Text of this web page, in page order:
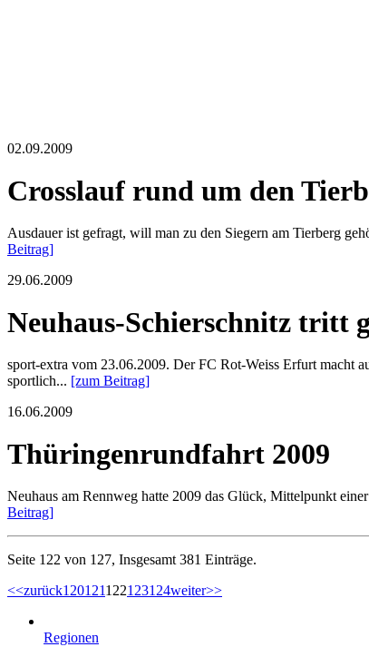
02.09.2009
Crosslauf rund um den
Ausdauer ist gefragt, will man zu den Siegern am Tierberg
Beitrag]
29.06.2009
Neuhaus-Schierschnitz tritt
sport-extra vom 23.06.2009. Der FC Rot-Weiss Erfurt macht
sportlich... [zum Beitrag]
16.06.2009
Thüringenrundfahrt 2009
Neuhaus am Rennweg hatte 2009 das Glück, Mittelpunkt
Beitrag]
Seite 122 von 127, Insgesamt 381 Einträge.
<<zurück120121122123124weiter>>
Regionen